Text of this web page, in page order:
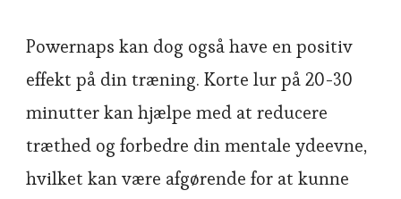
Powernaps kan dog også have en positiv
effekt på din træning. Korte lur på 20-30
minutter kan hjælpe med at reducere
træthed og forbedre din mentale ydeevne,
hvilket kan være afgørende for at kunne